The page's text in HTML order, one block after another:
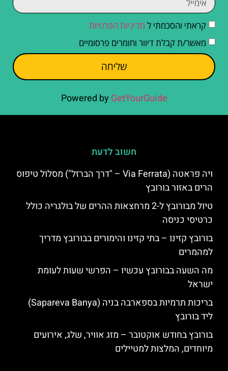
קראתי והסכמתי ל מדיניות הפרטיות
מאשר/ת קבלת דיוור וחומרים פרסומיים
שליחה
Powered by GetYourGuide
חשוב לדעת
ויה פראטה (Via Ferrata – "דרך הברזל") מסלול טיפוס
הרים באזור בורובץ
טיול מבורובץ ל-2 מרחצאות ההרים של בולגריה כולל
כרטיסי כניסה
בורובץ קזינו – בתי קזינו והימורים בבורובץ מדריך
למהמרים
מה השעה בבורובץ עכשיו – הפרשי שעות לעומת
ישראל
בריכות תרמיות בספארבה בניה (Sapareva Banya)
ליד בורובץ
בורובץ בחודש אוקטובר – מזג אוויר, שלג, אירועים
מיוחדים, המלצות למטיילים